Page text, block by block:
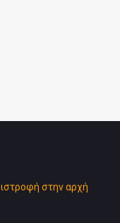
στην αρχή